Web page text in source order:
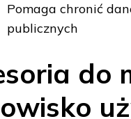
Pomaga chronić
publicznych
do